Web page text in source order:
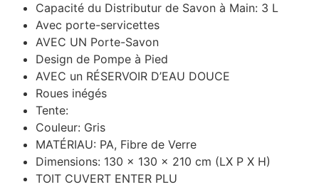
Capacité du Distributur de Savon à Main: 3 L
Avec porte-servicettes
AVEC UN Porte-Savon
Design de Pompe à Pied
AVEC un RÉSERVOIR D’EAU DOUCE
Roues inégés
Tente:
Couleur: Gris
MATÉRIAU: PA, Fibre de Verre
Dimensions: 130 x 130 x 210 cm (LX P X H)
TOIT CUVERT ENTER PLU